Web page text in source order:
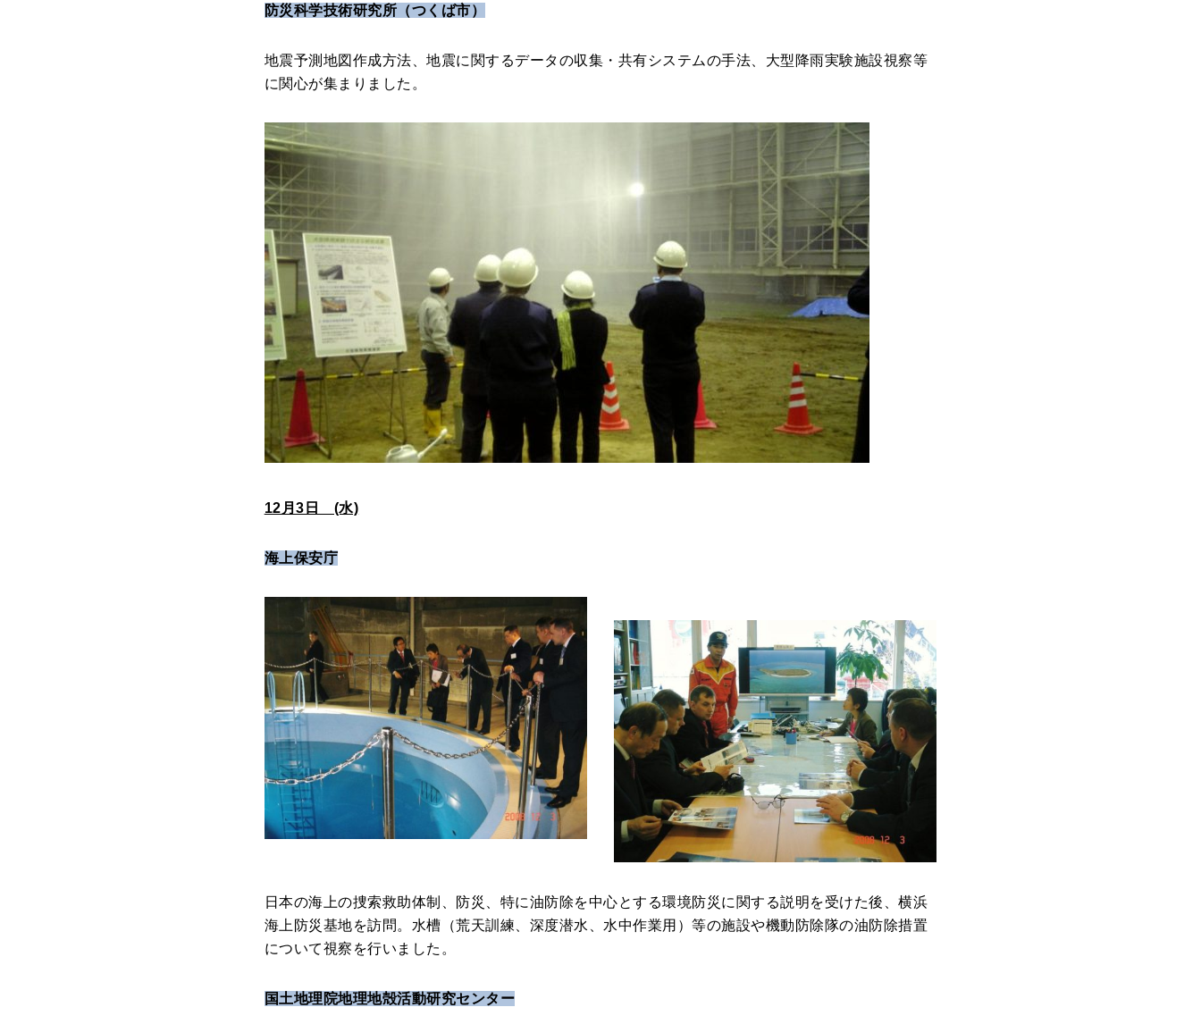
防災科学技術研究所（つくば市）
地震予測地図作成方法、地震に関するデータの収集・共有システムの手法、大型降雨実験施設視察等
に関心が集まりました。
12月3日 (水)
海上保安庁
日本の海上の捜索救助体制、防災、特に油防除を中心とする環境防災に関する説明を受けた後、横浜
海上防災基地を訪問。水槽（荒天訓練、深度潜水、水中作業用）等の施設や機動防除隊の油防除措置
について視察を行いました。
国土地理院地理地殻活動研究センター